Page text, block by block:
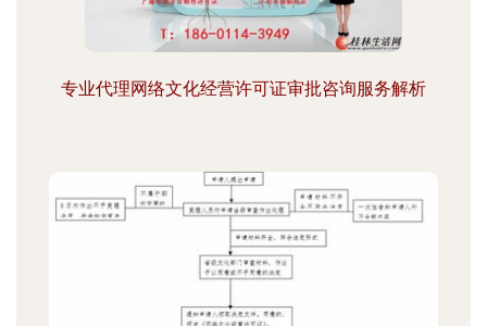
专业代理网络文化经营许可证审批咨询服务解析